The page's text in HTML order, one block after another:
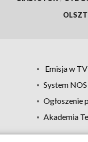
Emisja w
System NOS
Ogłoszenie
Akademia